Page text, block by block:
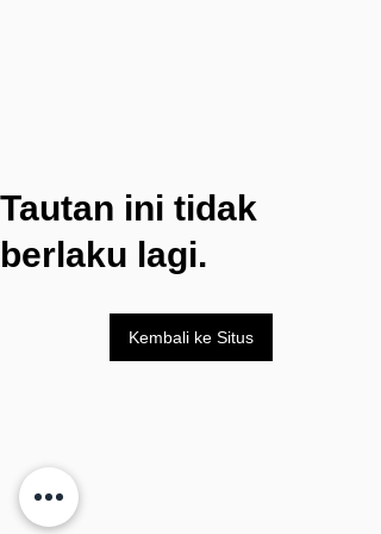
Tautan ini tidak
berlaku lagi.
Kembali ke Situs